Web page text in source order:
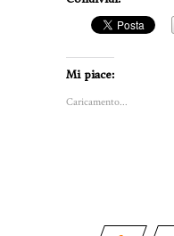
Mi piace:
Caricamento...